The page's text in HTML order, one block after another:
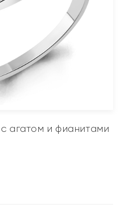
агатом и фианитами